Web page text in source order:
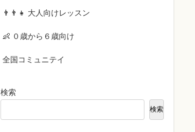
👨‍👨‍👧 大人向けレッスン
👶 ０歳から６歳向け
全国コミュニテイ
検索
検索